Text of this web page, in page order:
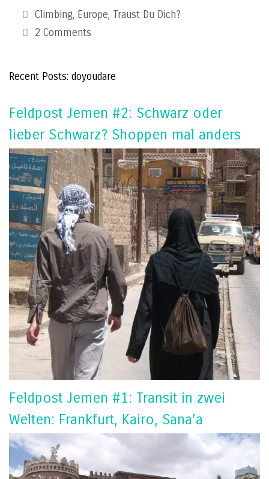
Categories
Climbing, Europe, Traust Du Dich?
2 Comments
Recent Posts: doyoudare
Feldpost Jemen #2: Schwarz oder
lieber Schwarz? Shoppen mal anders
Feldpost Jemen #1: Transit in zwei
Welten: Frankfurt, Kairo, Sana’a